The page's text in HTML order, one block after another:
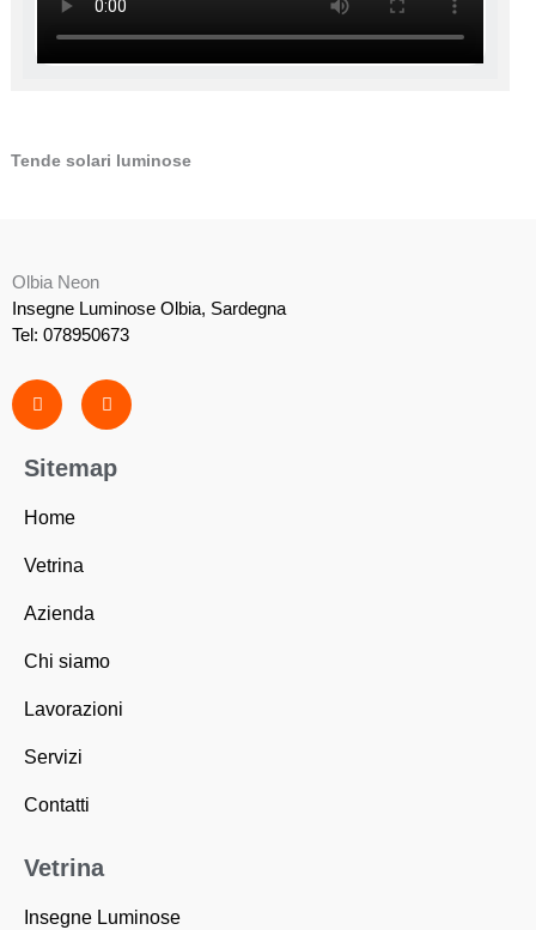
Tende solari luminose
Olbia Neon
Insegne Luminose Olbia, Sardegna
Tel: 078950673
F
a
c
b
o
k
-
I
n
s
a
g
Sitemap
Home
Vetrina
Azienda
Chi siamo
Lavorazioni
Servizi
Contatti
Vetrina
Insegne Luminose